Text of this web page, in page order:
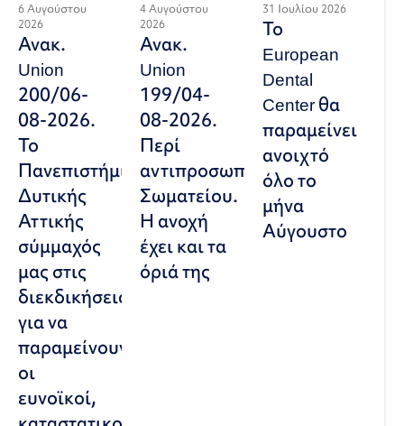
6 Αυγούστου
2026
Ανακ.
Union
200/06-
08-2026.
Το
Πανεπιστήμιο
Δυτικής
Αττικής
σύμμαχός
μας στις
διεκδικήσεις,
για να
παραμείνουν
οι
ευνοϊκοί,
4 Αυγούστου
2026
Ανακ.
Union
199/04-
08-2026.
Περί
αντιπροσωπευτικού
Σωματείου.
Η ανοχή
έχει και τα
όριά της
31 Ιουλίου 2026
Το
European
Dental
Center θα
παραμείνει
ανοιχτό
όλο το
μήνα
Αύγουστο